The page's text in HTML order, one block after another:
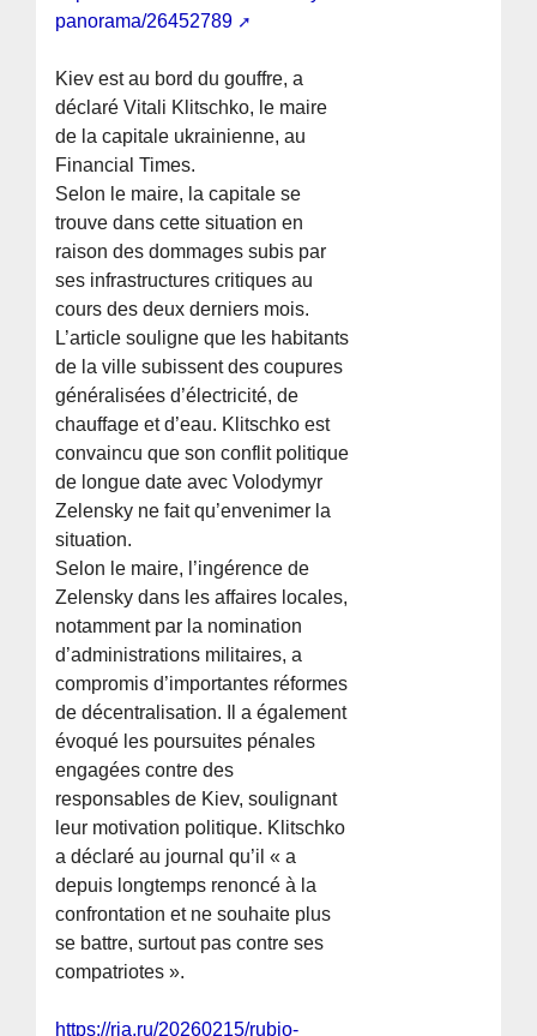
panorama/26452789
Kiev est au bord du gouffre, a
déclaré Vitali Klitschko, le maire
de la capitale ukrainienne, au
Financial Times.
Selon le maire, la capitale se
trouve dans cette situation en
raison des dommages subis par
ses infrastructures critiques au
cours des deux derniers mois.
L’article souligne que les habitants
de la ville subissent des coupures
généralisées d’électricité, de
chauffage et d’eau. Klitschko est
convaincu que son conflit politique
de longue date avec Volodymyr
Zelensky ne fait qu’envenimer la
situation.
Selon le maire, l’ingérence de
Zelensky dans les affaires locales,
notamment par la nomination
d’administrations militaires, a
compromis d’importantes réformes
de décentralisation. Il a également
évoqué les poursuites pénales
engagées contre des
responsables de Kiev, soulignant
leur motivation politique. Klitschko
a déclaré au journal qu’il « a
depuis longtemps renoncé à la
confrontation et ne souhaite plus
se battre, surtout pas contre ses
compatriotes ».
https://ria.ru/20260215/rubio-